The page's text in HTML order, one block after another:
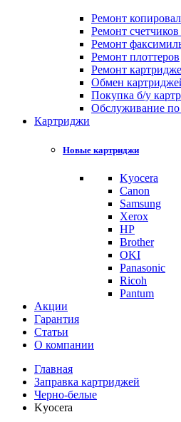
Ремонт
Ремонт
Ремонт
Ремонт плоттеров
Ремонт
Обмен
Покупка б/у
Обслуживание по
Картриджи
Новые картриджи
Kyocera
Canon
Samsung
Xerox
HP
Brother
OKI
Panasonic
Ricoh
Pantum
Акции
Гарантия
Статьи
О компании
Главная
Заправка картриджей
Черно-белые
Kyocera